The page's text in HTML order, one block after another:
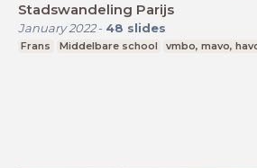
Stadswandeling Parijs
January 2022- 48 slides
Frans Middelbare school vmbo, mavo,